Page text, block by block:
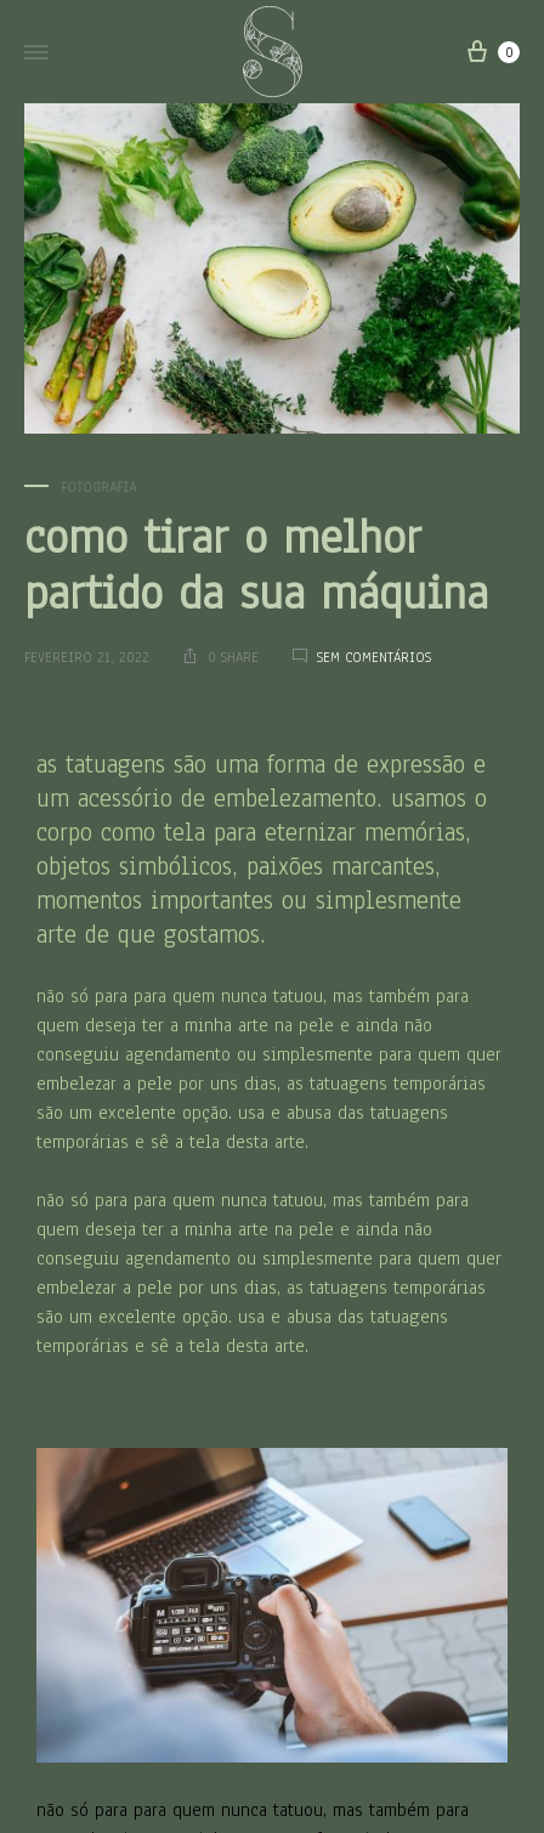
0
FOTOGRAFIA
como tirar o melhor
partido da sua máquina
FEVEREIRO 21, 2022 0 SHARE SEM COMENTÁRIOS
as tatuagens são uma forma de expressão e
um acessório de embelezamento. usamos o
corpo como tela para eternizar memórias,
objetos simbólicos, paixões marcantes,
momentos importantes ou simplesmente
arte de que gostamos.
não só para para quem nunca tatuou, mas também para
quem deseja ter a minha arte na pele e ainda não
conseguiu agendamento ou simplesmente para quem quer
embelezar a pele por uns dias, as tatuagens temporárias
são um excelente opção. usa e abusa das tatuagens
temporárias e sê a tela desta arte.
não só para para quem nunca tatuou, mas também para
quem deseja ter a minha arte na pele e ainda não
conseguiu agendamento ou simplesmente para quem quer
embelezar a pele por uns dias, as tatuagens temporárias
são um excelente opção. usa e abusa das tatuagens
temporárias e sê a tela desta arte.
não só para para quem nunca tatuou, mas também para